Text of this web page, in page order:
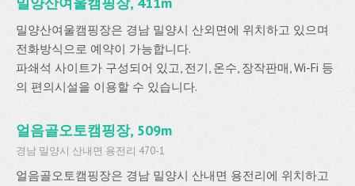
밀양산여울캠핑장은 경남 밀양시 산외면에 위치하고 있으며
전화방식으로 예약이 가능합니다.
파쇄석 사이트가 구성되어 있고, 전기, 온수, 장작판매, Wi-Fi 등
의 편의시설을 이용할 수 있습니다.
얼음골오토캠핑장, 509m
경남 밀양시 산내면 용전리 470-1
얼음골오토캠핑장은 경남 밀양시 산내면 용전리에 위치하고